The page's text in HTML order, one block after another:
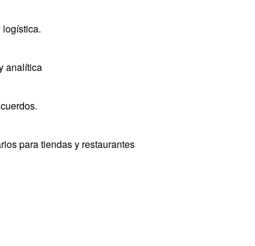
logística.
analítica
para tiendas y restaurantes